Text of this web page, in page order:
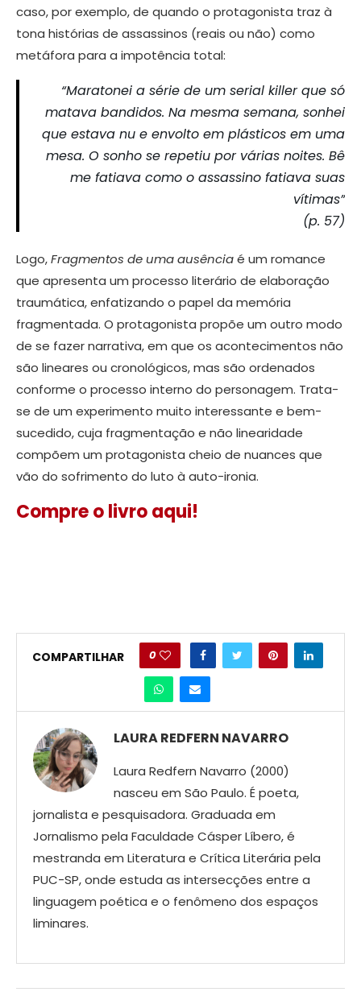
caso, por exemplo, de quando o protagonista traz à
tona histórias de assassinos (reais ou não) como
metáfora para a impotência total:
“Maratonei a série de um serial killer que só
matava bandidos. Na mesma semana, sonhei
que estava nu e envolto em plásticos em uma
mesa. O sonho se repetiu por várias noites. Bê
me fatiava como o assassino fatiava suas
vítimas”
(p. 57)
Logo,Fragmentos de uma ausênciaé um romance
que apresenta um processo literário de elaboração
traumática, enfatizando o papel da memória
fragmentada. O protagonista propõe um outro modo
de se fazer narrativa, em que os acontecimentos não
são lineares ou cronológicos, mas são ordenados
conforme o processo interno do personagem. Trata-
se de um experimento muito interessante e bem-
sucedido, cuja fragmentação e não linearidade
compõem um protagonista cheio de nuances que
vão do sofrimento do luto à auto-ironia.
Compre o livro aqui!
COMPARTILHAR 0
LAURA REDFERN NAVARRO
Laura Redfern Navarro (2000)
nasceu em São Paulo. É poeta,
jornalista e pesquisadora. Graduada em
Jornalismo pela Faculdade Cásper Líbero, é
mestranda em Literatura e Crítica Literária pela
PUC-SP, onde estuda as intersecções entre a
linguagem poética e o fenômeno dos espaços
liminares.